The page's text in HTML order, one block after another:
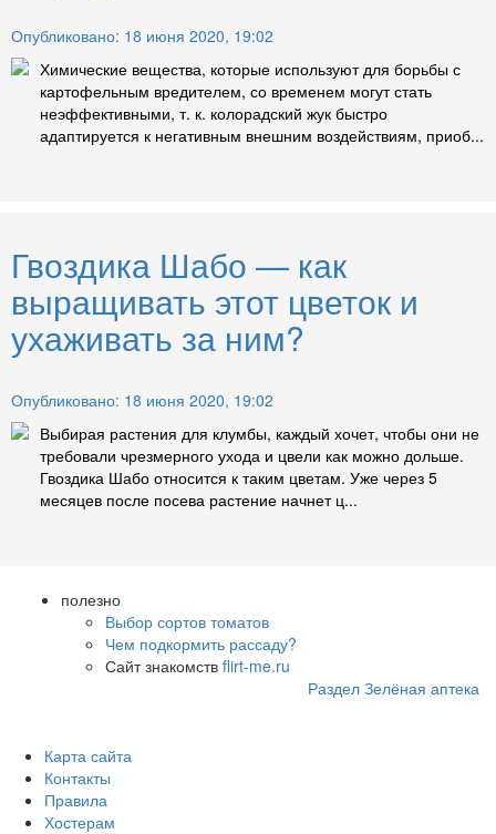
Опубликовано: 18 июня 2020, 19:02
Химические вещества, которые используют для борьбы с
картофельным вредителем, со временем могут стать
неэффективными, т. к. колорадский жук быстро
адаптируется к негативным внешним воздействиям, приоб...
Гвоздика Шабо — как
выращивать этот цветок и
ухаживать за ним?
Опубликовано: 18 июня 2020, 19:02
Выбирая растения для клумбы, каждый хочет, чтобы они не
требовали чрезмерного ухода и цвели как можно дольше.
Гвоздика Шабо относится к таким цветам. Уже через 5
месяцев после посева растение начнет ц...
полезно
Выбор сортов томатов
Чем подкормить рассаду?
Сайт знакомств flirt-me.ru
Раздел Зелёная аптека
Карта сайта
Контакты
Правила
Хостерам